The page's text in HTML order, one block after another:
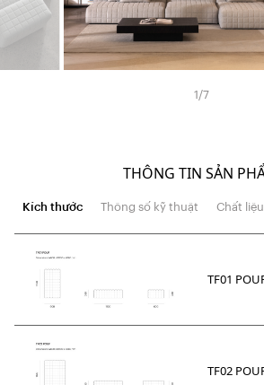
1/7
THÔNG TIN SẢN
Kích thước Thông số kỹ thuật Chất liệu
TF01
TF02